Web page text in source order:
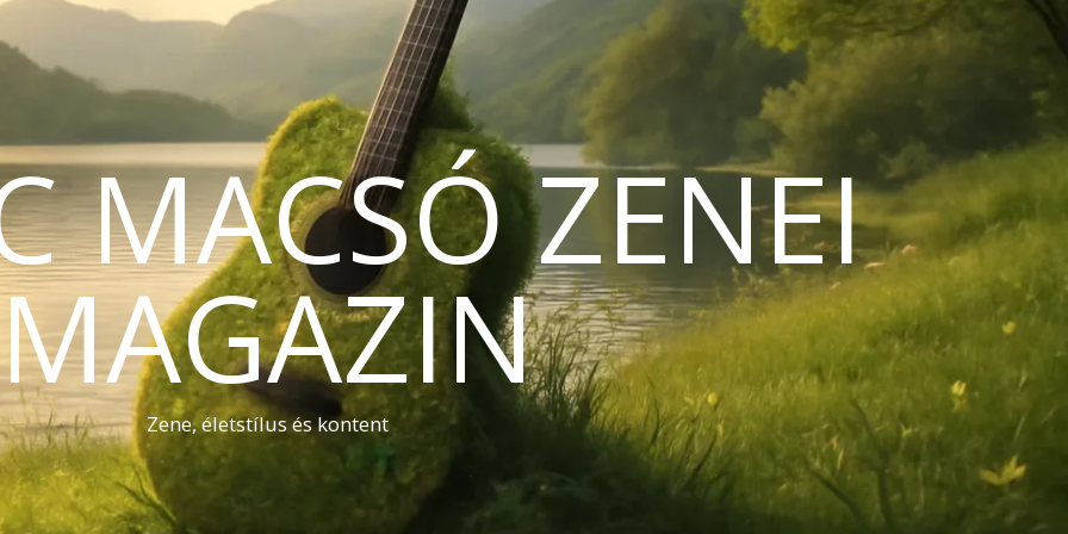
MACSÓ ZENEI
MAGAZIN
Zene, életstílus és kontent